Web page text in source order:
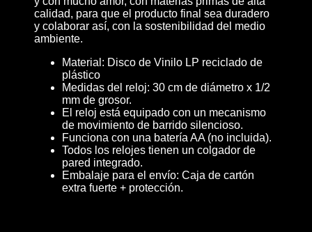
calidad, para que el producto final sea duradero
y colaborar así, con la sostenibilidad del medio
ambiente.
Material: Disco de Vinilo LP reciclado de
plástico
Medidas del reloj: 30 cm de diámetro x 1/2
mm de grosor.
El reloj está equipado con un mecanismo
de movimiento de barrido silencioso.
Funciona con una batería AA (no incluida).
Todos los relojes tienen un colgador de
pared integrado.
Embalaje para el envío: Caja de cartón
extra fuerte + protección.